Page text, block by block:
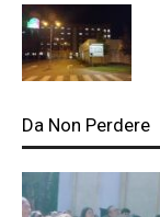
Da Non Perdere